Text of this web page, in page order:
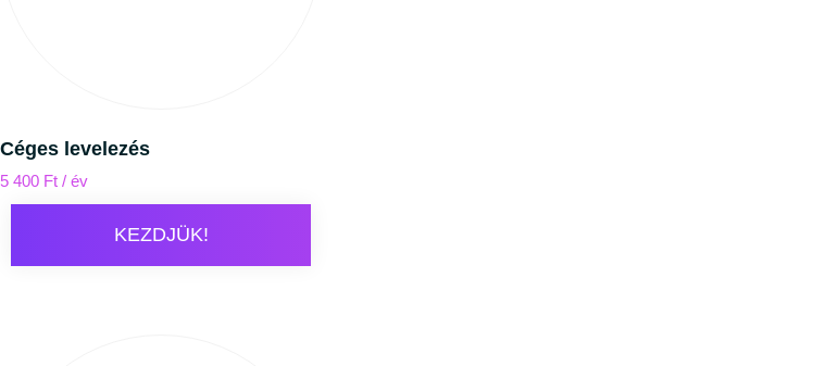
Céges levelezés
5 400 Ft / év
KEZDJÜK!